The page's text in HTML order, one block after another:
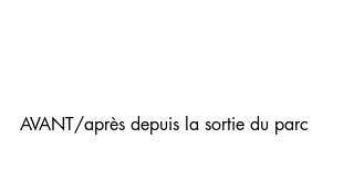
AVANT/après depuis la sortie du parc